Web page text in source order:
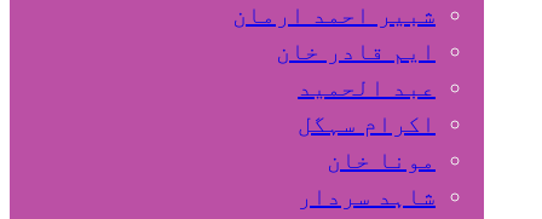
شبیر احمد ارمان
ایم قادر خان
عبد الحمید
اکرام سہگل
مونا خان
شاہد سردار